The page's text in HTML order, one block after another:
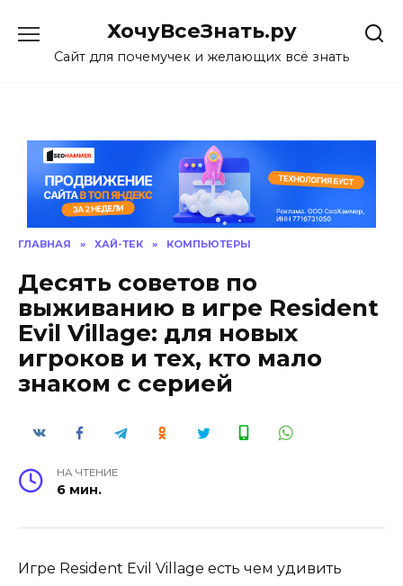
content
ХочуВсеЗнать.ру
Сайт для почемучек и желающих всё знать
ГЛАВНАЯ » ХАЙ-ТЕК » КОМПЬЮТЕРЫ
Десять советов по
выживанию в игре Resident
Evil Village: для новых
игроков и тех, кто мало
знаком с серией
НА ЧТЕНИЕ
6 мин.
Игре Resident Evil Village есть чем удивить